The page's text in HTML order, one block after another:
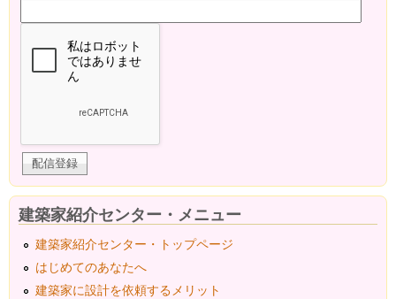
建築家紹介センター・メニュー
建築家紹介センター・トップページ
はじめてのあなたへ
建築家に設計を依頼するメリット